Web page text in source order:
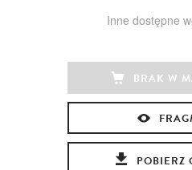
Inne dostępne
BRAK W
POBIERZ